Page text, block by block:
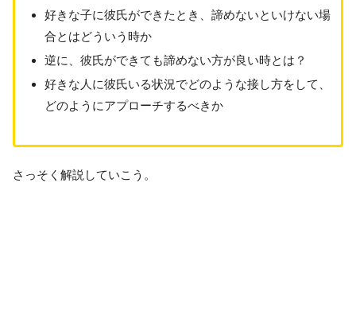
好きな子に彼氏ができたとき、諦めないといけない場
合とはどういう時か
逆に、彼氏ができても諦めない方が良い時とは？
好きな人に彼氏いる状況でどのような接し方をして、
どのようにアプローチするべきか
さっそく解説していこう。